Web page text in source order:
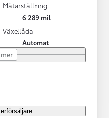
Mätarställning
6 289 mil
Växellåda
Automat
mer